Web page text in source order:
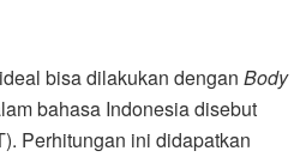
bisa dilakukan dengan Body
bahasa Indonesia disebut
Perhitungan ini didapatkan